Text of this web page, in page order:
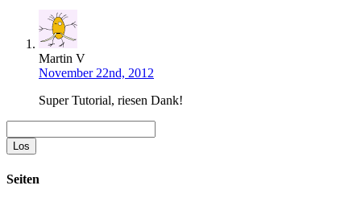
Martin V
November 22nd, 2012
Super Tutorial, riesen Dank!
Seiten